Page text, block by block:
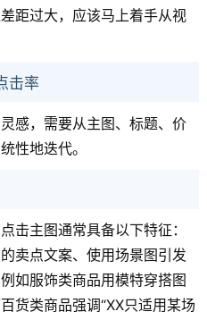
距过大，应该马上着手从视
击率
感，需要从主图、标题、价
性地迭代。
击主图通常具备以下特征：
卖点文案、使用场景图引发
如服饰类商品用模特穿搭图
货类商品强调“XX只适用某场